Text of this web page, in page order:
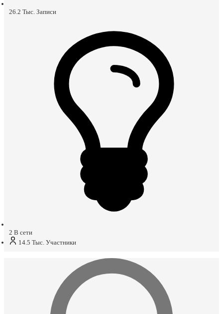
26.2 Тыс. Записи
2 В сети
14.5 Тыс. Участники